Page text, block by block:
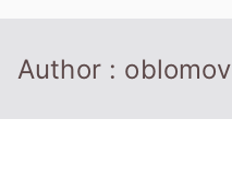
Author : oblomov